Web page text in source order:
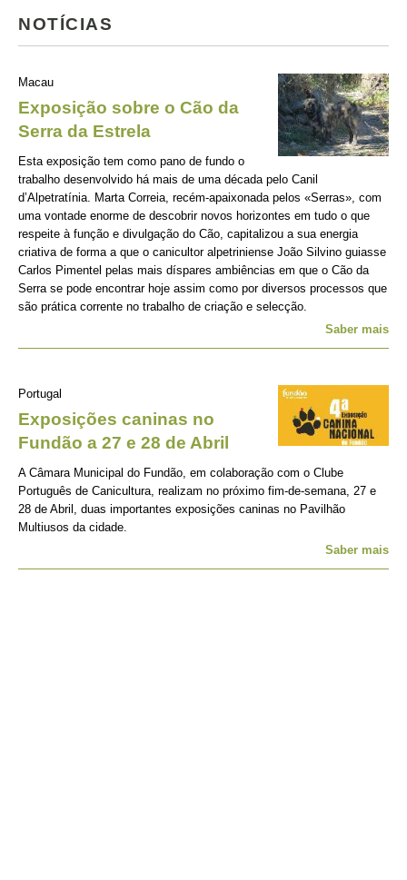
NOTÍCIAS
Macau
Exposição sobre o Cão da
Serra da Estrela
Esta exposição tem como pano de fundo o
trabalho desenvolvido há mais de uma década pelo Canil
d’Alpetratínia. Marta Correia, recém-apaixonada pelos «Serras», com
uma vontade enorme de descobrir novos horizontes em tudo o que
respeite à função e divulgação do Cão, capitalizou a sua energia
criativa de forma a que o canicultor alpetriniense João Silvino guiasse
Carlos Pimentel pelas mais díspares ambiências em que o Cão da
Serra se pode encontrar hoje assim como por diversos processos que
são prática corrente no trabalho de criação e selecção.
Saber mais
Portugal
Exposições caninas no
Fundão a 27 e 28 de Abril
A Câmara Municipal do Fundão, em colaboração com o Clube
Português de Canicultura, realizam no próximo fim-de-semana, 27 e
28 de Abril, duas importantes exposições caninas no Pavilhão
Multiusos da cidade.
Saber mais